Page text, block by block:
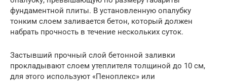
фундаментной плиты. В установленную опалубку
тонким слоем заливается бетон, который должен
набрать прочность в течение нескольких суток.
Застывший прочный слой бетонной заливки
прокладывают слоем утеплителя толщиной до 10 см,
для этого используют «Пеноплекс» или